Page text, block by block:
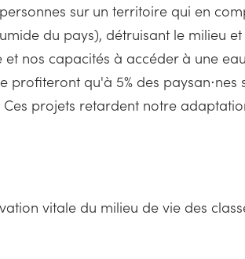
sur un territoire qui en
du pays), détruisant le milieu et
nos capacités à accéder à une
qu'à 5% des paysan⋅nes
projets retardent notre
vitale du milieu de vie des